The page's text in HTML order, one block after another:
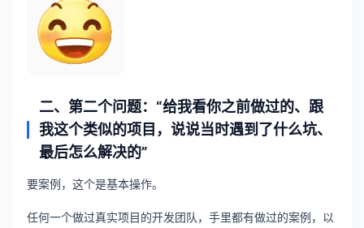
二、第二个问题：“给我看你之前做过的、跟
我这个类似的项目，说说当时遇到了什么坑、
最后怎么解决的”
要案例，这个是基本操作。
任何一个做过真实项目的开发团队，手里都有做过的案例，以